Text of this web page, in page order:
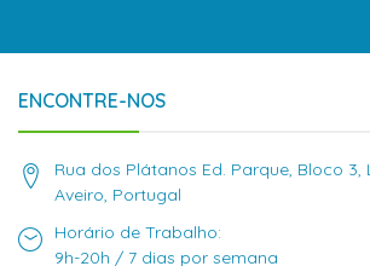
ENCONTRE-NOS
Rua dos Plátanos Ed. Parque, Bloco 3,
Aveiro, Portugal
Horário de Trabalho:
9h-20h / 7 dias por semana